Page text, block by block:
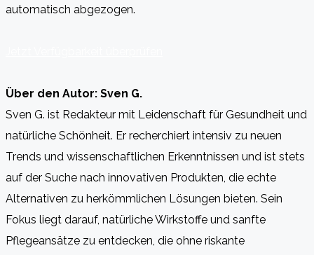
automatisch abgezogen.
Über den Autor: Sven G.
Sven G. ist Redakteur mit Leidenschaft für Gesundheit und
natürliche Schönheit. Er recherchiert intensiv zu neuen
Trends und wissenschaftlichen Erkenntnissen und ist stets
auf der Suche nach innovativen Produkten, die echte
Alternativen zu herkömmlichen Lösungen bieten. Sein
Fokus liegt darauf, natürliche Wirkstoffe und sanfte
Pflegeansätze zu entdecken, die ohne riskante